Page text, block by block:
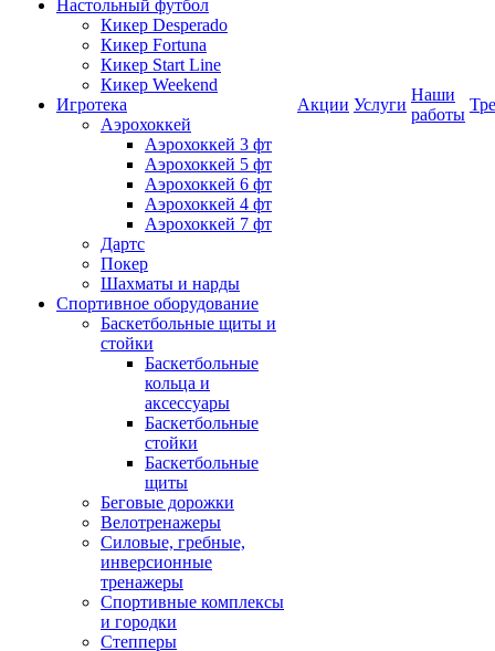
Настольный футбол
Кикер Desperado
Кикер Fortuna
Кикер Start Line
Кикер Weekend
Игротека
Аэрохоккей
Аэрохоккей 3 фт
Аэрохоккей 5 фт
Аэрохоккей 6 фт
Аэрохоккей 4 фт
Аэрохоккей 7 фт
Дартс
Покер
Шахматы и нарды
Спортивное оборудование
Баскетбольные щиты и
стойки
Баскетбольные
кольца и
аксессуары
Баскетбольные
стойки
Баскетбольные
щиты
Беговые дорожки
Велотренажеры
Силовые, гребные,
инверсионные
тренажеры
Спортивные комплексы
и городки
Степперы
Акции Услуги
Наши
работы